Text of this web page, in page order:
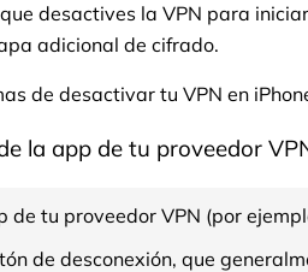
desactives la VPN para
adicional de cifrado.
de desactivar tu VPN en
la app de tu proveedor
de tu proveedor VPN (por
de desconexión, que